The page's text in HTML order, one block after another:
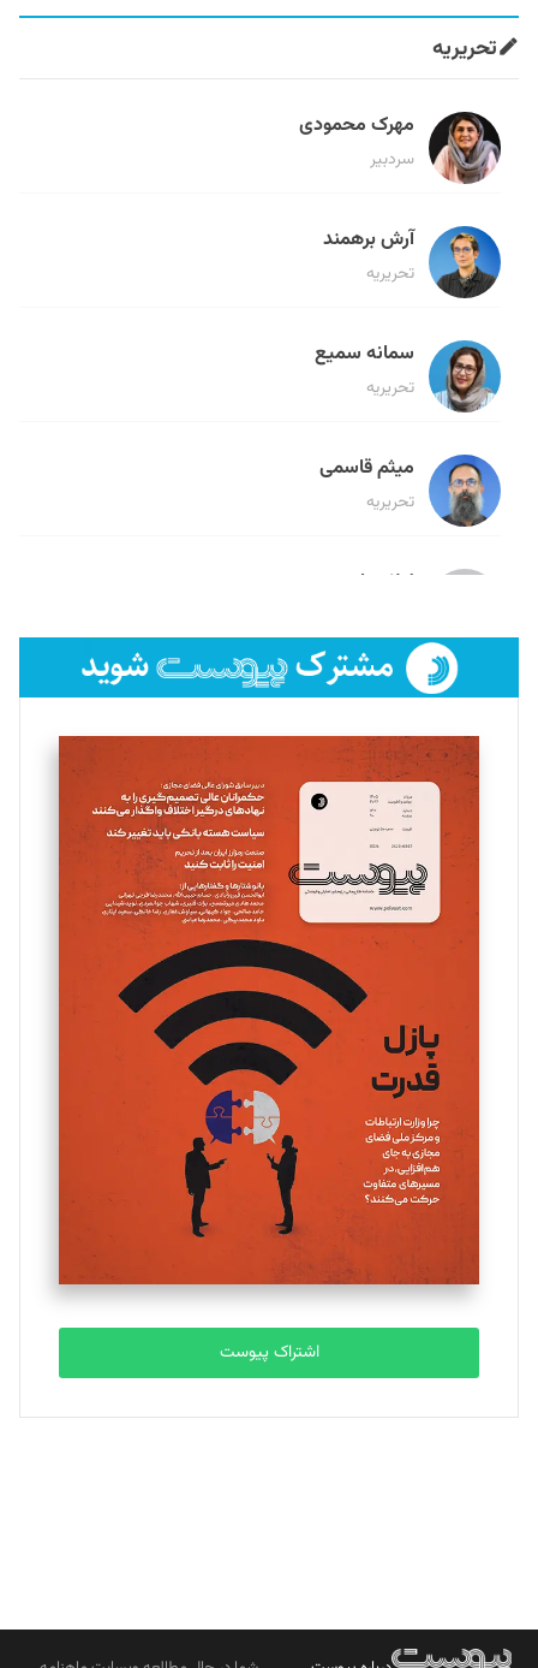
تحریریه
مهرک محمودی
سردبیر
آرش برهمند
تحریریه
سمانه سمیع
تحریریه
میثم قاسمی
تحریریه
لیلا حنارود
فائزه فتحی رستمی
تحریریه
سروش کرمیان
تحریریه
مینا پاکدل
یسنا امان‌پور
تحریریه
ملینا جعفری
تحریریه
مصطفی مسجدی آرانی
تحریریه
بابک نقاش
تحریریه
اشتراک پیوست